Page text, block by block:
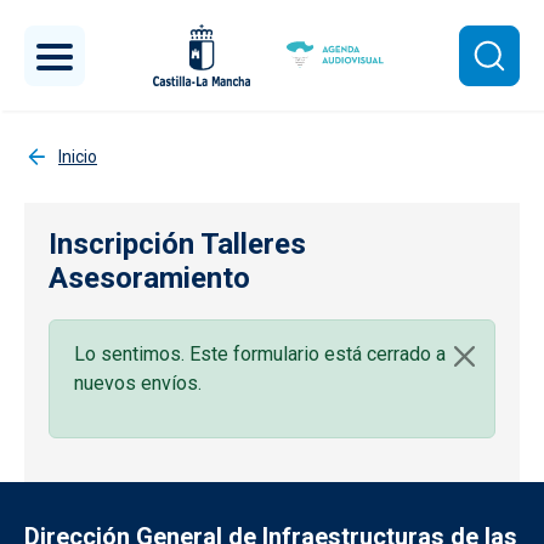
Inicio
Inscripción Talleres
Asesoramiento
Lo sentimos. Este formulario está cerrado a
nuevos envíos.
Dirección General de Infraestructuras de las